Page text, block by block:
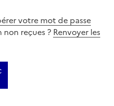
votre mot de passe
reçues ? Renvoyer les